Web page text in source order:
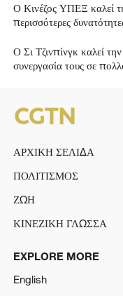
Ο Κινέζος ΥΠΕΞ καλεί
περισσότερες
Ο Σι Τζινπίνγκ καλεί
συνεργασία τους σε
ΑΡΧΙΚΗ ΣΕΛΙΔΑ
ΠΟΛΙΤΙΣΜΟΣ
ΖΩΗ
ΚΙΝΕΖΙΚΗ ΓΛΩΣΣΑ
EXPLORE MORE
English